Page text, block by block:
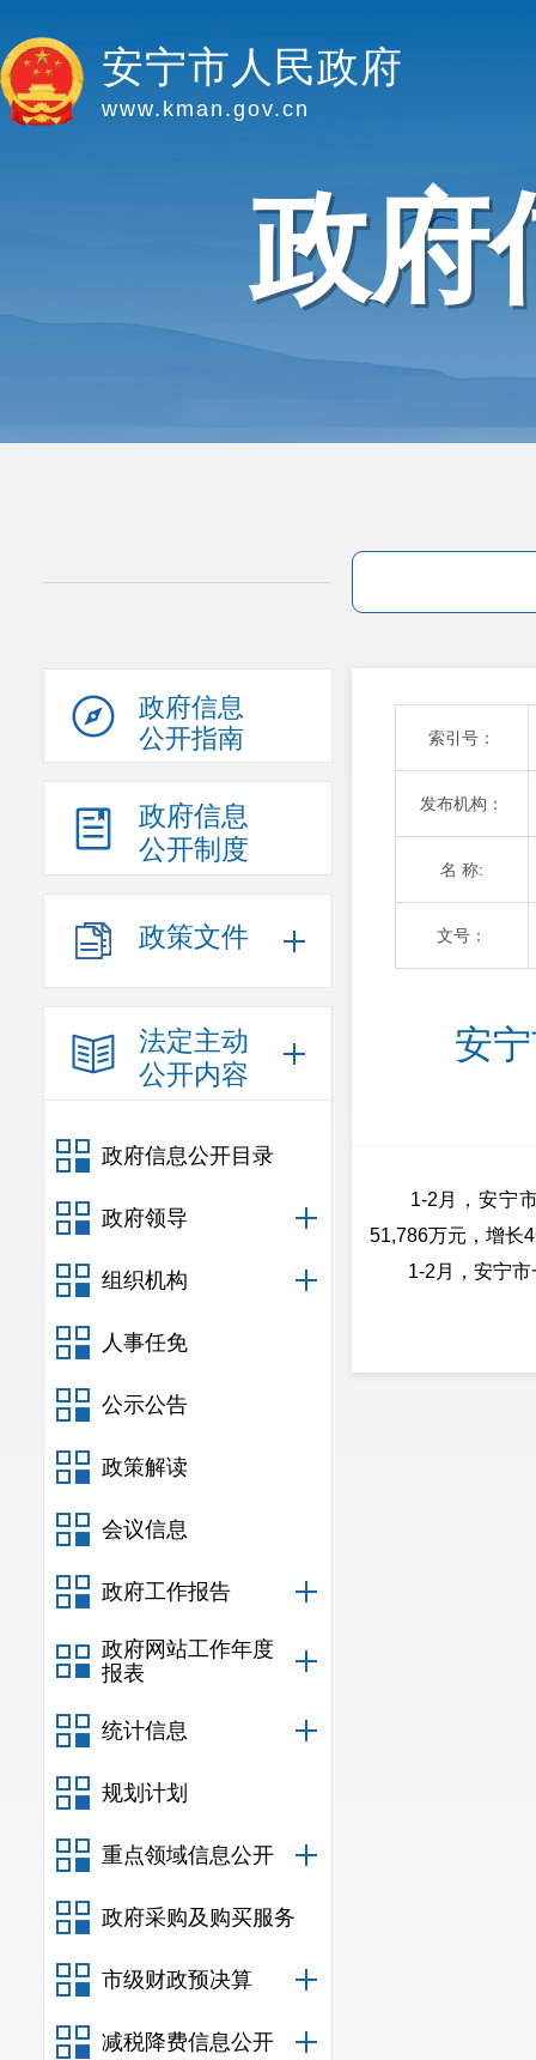
安宁市人民政府
www.kman.gov.cn
政府
政府信息
公开指南
政府信息
公开制度
政策文件
法定主动
公开内容
政府信息公开目录
政府领导
组织机构
人事任免
公示公告
政策解读
会议信息
政府工作报告
政府网站工作年度
报表
统计信息
规划计划
重点领域信息公开
政府采购及购买服务
市级财政预决算
减税降费信息公开
索引号：
发布机构：
名 称:
文号：
安
1-2月，安宁市
51,786万元，增长
1-2月，安宁市一